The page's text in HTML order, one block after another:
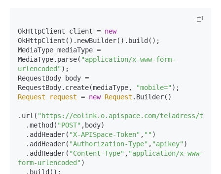
OkHttpClient client = new
OkHttpClient().newBuilder().build();
MediaType mediaType =
MediaType.parse( "application/x-www-form-
urlencoded" );
RequestBody body =
RequestBody.create(mediaType,
"mobile="
Request
request = new Request .Builder()
.url( "https://eolink.o.apispace.com/teladress/
  .method(
"POST" ,body)
  .addHeader(
"X-APISpace-Token" , "" )
  .addHeader(
"Authorization-Type" , "apikey" )
  .addHeader(
"Content-Type" , "application/x-www-
form-urlencoded" )